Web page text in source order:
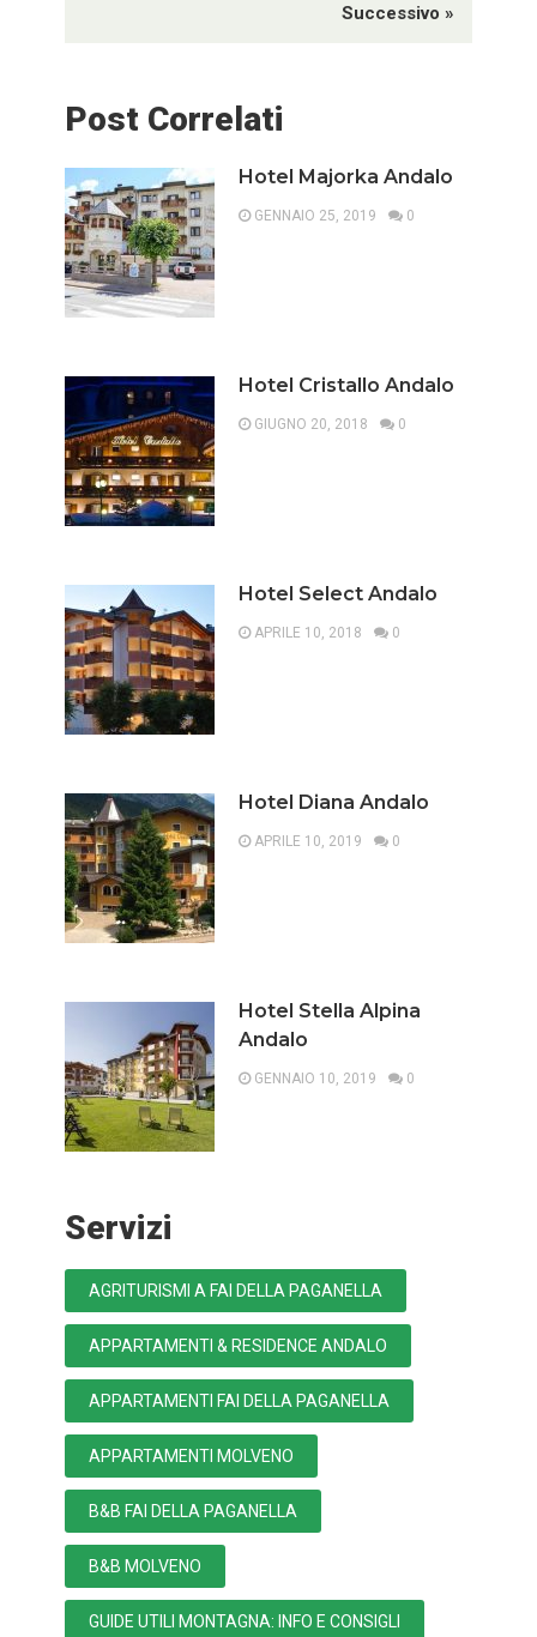
Successivo »
Post Correlati
Hotel Majorka Andalo
GENNAIO 25, 2019 0
Hotel Cristallo Andalo
GIUGNO 20, 2018 0
Hotel Select Andalo
APRILE 10, 2018 0
Hotel Diana Andalo
APRILE 10, 2019 0
Hotel Stella Alpina
Andalo
GENNAIO 10, 2019 0
Servizi
AGRITURISMI A FAI DELLA PAGANELLA
APPARTAMENTI & RESIDENCE ANDALO
APPARTAMENTI FAI DELLA PAGANELLA
APPARTAMENTI MOLVENO
B&B FAI DELLA PAGANELLA
B&B MOLVENO
GUIDE UTILI MONTAGNA: INFO E CONSIGLI